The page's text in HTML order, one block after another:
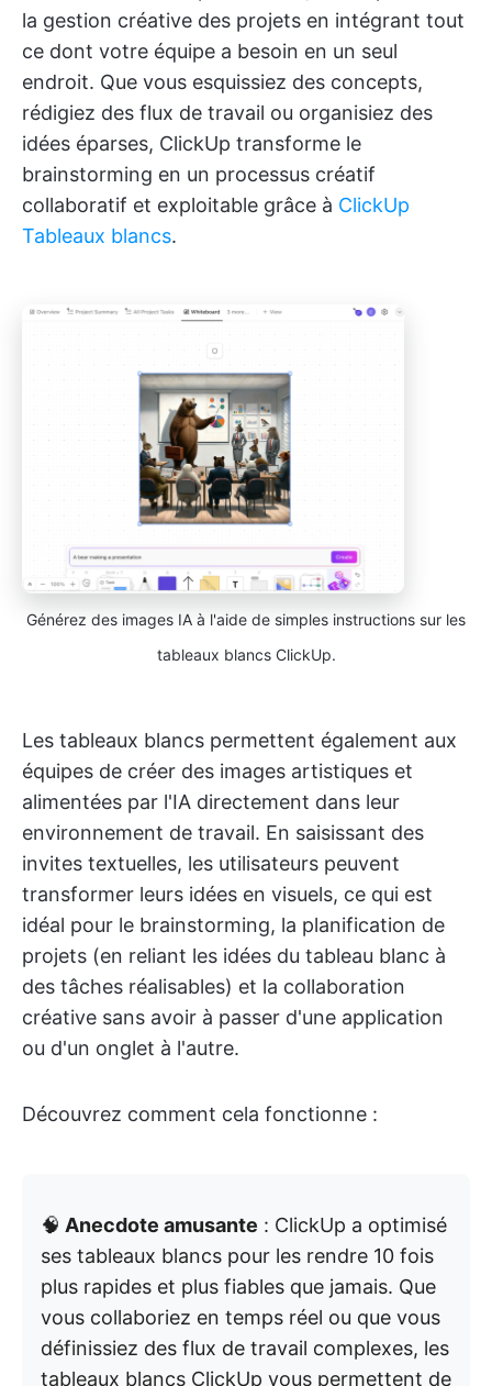
la gestion créative des projets en intégrant tout
ce dont votre équipe a besoin en un seul
endroit. Que vous esquissiez des concepts,
rédigiez des flux de travail ou organisiez des
idées éparses, ClickUp transforme le
brainstorming en un processus créatif
collaboratif et exploitable grâce à ClickUp
Tableaux blancs.
Générez des images IA à l'aide de simples instructions sur les
tableaux blancs ClickUp.
Les tableaux blancs permettent également aux
équipes de créer des images artistiques et
alimentées par l'IA directement dans leur
environnement de travail. En saisissant des
invites textuelles, les utilisateurs peuvent
transformer leurs idées en visuels, ce qui est
idéal pour le brainstorming, la planification de
projets (en reliant les idées du tableau blanc à
des tâches réalisables) et la collaboration
créative sans avoir à passer d'une application
ou d'un onglet à l'autre.
Découvrez comment cela fonctionne :
🧠 Anecdote amusante : ClickUp a optimisé
ses tableaux blancs pour les rendre 10 fois
plus rapides et plus fiables que jamais. Que
vous collaboriez en temps réel ou que vous
définissiez des flux de travail complexes, les
tableaux blancs ClickUp vous permettent de